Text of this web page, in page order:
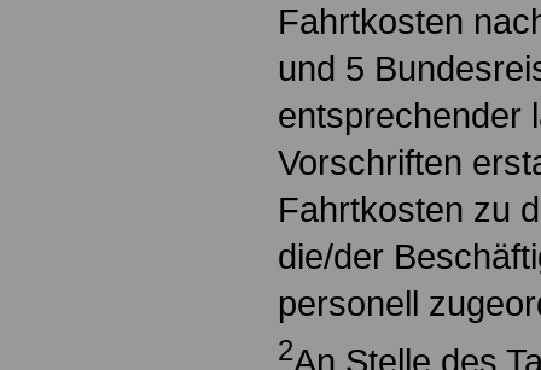
Fahrtkosten
und 5
entsprechender
Vorschriften
Fahrtkosten zu
die/der
personell
2An Stelle des